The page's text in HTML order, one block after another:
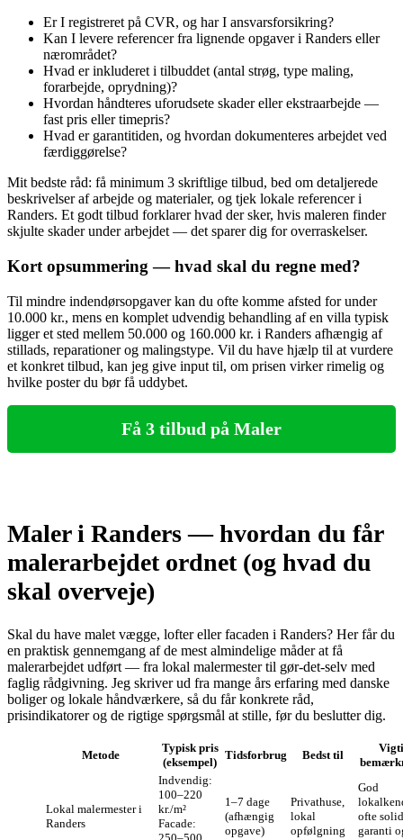
Er I registreret på CVR, og har I ansvarsforsikring?
Kan I levere referencer fra lignende opgaver i Randers eller
nærområdet?
Hvad er inkluderet i tilbuddet (antal strøg, type maling,
forarbejde, oprydning)?
Hvordan håndteres uforudsete skader eller ekstraarbejde —
fast pris eller timepris?
Hvad er garantitiden, og hvordan dokumenteres arbejdet ved
færdiggørelse?
Mit bedste råd: få minimum 3 skriftlige tilbud, bed om detaljerede
beskrivelser af arbejde og materialer, og tjek lokale referencer i
Randers. Et godt tilbud forklarer hvad der sker, hvis maleren finder
skjulte skader under arbejdet — det sparer dig for overraskelser.
Kort opsummering — hvad skal du regne med?
Til mindre indendørsopgaver kan du ofte komme afsted for under
10.000 kr., mens en komplet udvendig behandling af en villa typisk
ligger et sted mellem 50.000 og 160.000 kr. i Randers afhængig af
stillads, reparationer og malingstype. Vil du have hjælp til at vurdere
et konkret tilbud, kan jeg give input til, om prisen virker rimelig og
hvilke poster du bør få uddybet.
Få 3 tilbud på Maler
Maler i Randers — hvordan du får
malerarbejdet ordnet (og hvad du
skal overveje)
Skal du have malet vægge, lofter eller facaden i Randers? Her får du
en praktisk gennemgang af de mest almindelige måder at få
malerarbejdet udført — fra lokal malermester til gør‑det‑selv med
faglig rådgivning. Jeg skriver ud fra mange års erfaring med danske
boliger og lokale håndværkere, så du får konkrete råd,
prisindikatorer og de rigtige spørgsmål at stille, før du beslutter dig.
Metode
Typisk pris
(eksempel)
Tidsforbrug Bedst til
Lokal malermester i
Randers
Indvendig:
100–220
kr./m²
Facade:
1–7 dage
(afhængig
opgave)
Privathuse,
lokal
opfølgning
God
ofte solid
garanti